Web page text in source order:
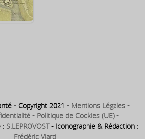
- Copyright 2021 - Mentions Légales -
- Politique de Cookies (UE) -
: S.LEPROVOST- Iconographie & Rédaction :
Frédéric Viard